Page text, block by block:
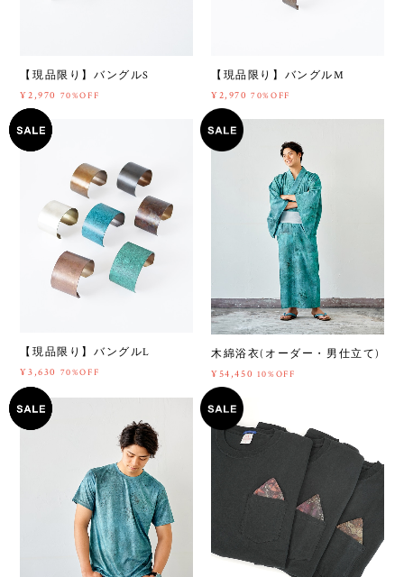
【現品限り】バングルS
¥2,970 70%OFF
【現品限り】バングルM
¥2,970 70%OFF
【現品限り】バングルL
¥3,630 70%OFF
木綿浴衣(オーダー・男仕立て)
¥54,450 10%OFF